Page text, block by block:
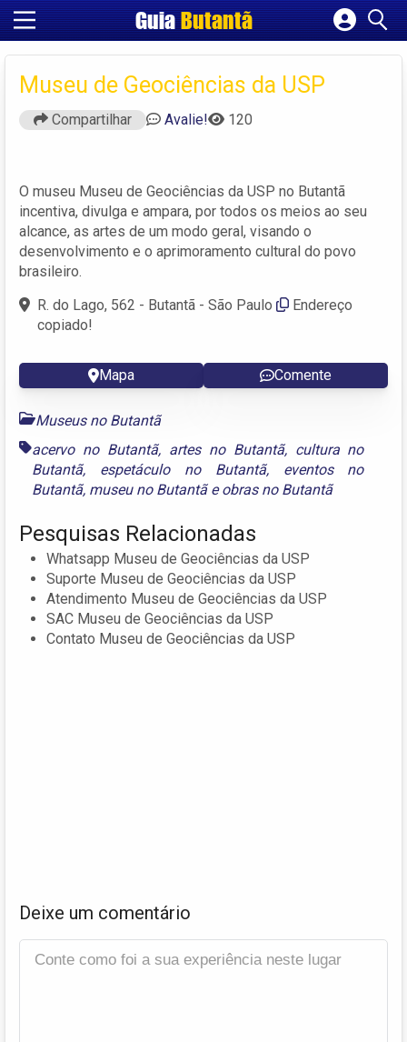
GuiaButantã
Cadastrar empresa
Criar conta
Museu de Geociências da USP
Compartilhar Avalie! 120
O museu Museu de Geociências da USP no Butantã
incentiva, divulga e ampara, por todos os meios ao seu
alcance, as artes de um modo geral, visando o
desenvolvimento e o aprimoramento cultural do povo
brasileiro.
R. do Lago, 562 - Butantã - São Paulo
Endereço
copiado!
Mapa Comente
Museus no Butantã
acervo no Butantã, artes no Butantã, cultura no
Butantã, espetáculo no Butantã, eventos no
Butantã, museu no Butantãeobras no Butantã
Pesquisas Relacionadas
Whatsapp Museu de Geociências da USP
Suporte Museu de Geociências da USP
Atendimento Museu de Geociências da USP
SAC Museu de Geociências da USP
Contato Museu de Geociências da USP
Deixe um comentário